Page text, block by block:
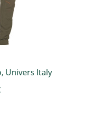
Univers Italy